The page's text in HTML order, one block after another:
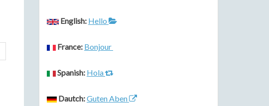
English: Hello
France: Bonjour
Spanish: Hola
Dautch:Guten Aben